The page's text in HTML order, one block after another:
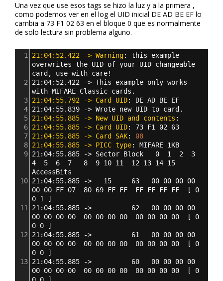
Una vez que use esos tags se hizo la luz y a la primera ,
como podemos ver en el log el UID inicial DE AD BE EF lo
cambia a 73 F1 02 63 en el bloque 0 que es normalmente
de solo lectura sin problema alguno.
1 21:04:52.422 -> Warning: this example
overwrites the UID of your UID changeable
card, use with care!
2
21:04:52.422 -> This example only works
with MIFARE Classic cards.
3 21:04:55.792 -> Card UID: DE AD BE EF
4 21:04:55.839 -> Wrote new UID to card.
5 21:04:55.885 -> New UID and contents :
6 21:04:55.885 -> Card UID: 73 F1 02 63
7 21:04:55.885 -> Card SAK: 08
8 21:04:55.885 -> PICC type: MIFARE 1KB
9 21:04:55.885 -> Sector Block   0  1  2  3
4  5  6  7   8  9 10 11  12 13 14 15
AccessBits
10 21:04:55.885 ->   15     63   00 00 00 00
00 00 FF 07  80 69 FF FF  FF FF FF FF
[
0
0 1
]
11
21:04:55.885 ->          62   00 00 00 00
00 00 00 00  00 00 00 00  00 00 00 00
[
0
0 0
]
12
21:04:55.885 ->          61   00 00 00 00
00 00 00 00  00 00 00 00  00 00 00 00
[
0
0 0
]
13 21:04:55.885 ->          60   00 00 00 00
00 00 00 00  00 00 00 00  00 00 00 00
[
0
0 0
]